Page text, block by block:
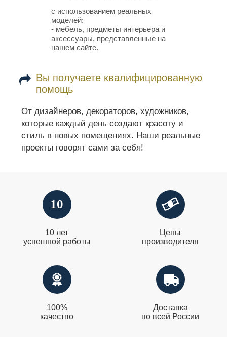
с использованием реальных
моделей:
- мебель, предметы интерьера и
аксессуары, представленные на
нашем сайте.
Вы получаете квалифицированную
помощь
От дизайнеров, декораторов, художников,
которые каждый день создают красоту и
стиль в новых помещениях. Наши реальные
проекты говорят сами за себя!
10
10 лет
успешной работы
Цены
производителя
100%
качество
Доставка
по всей России